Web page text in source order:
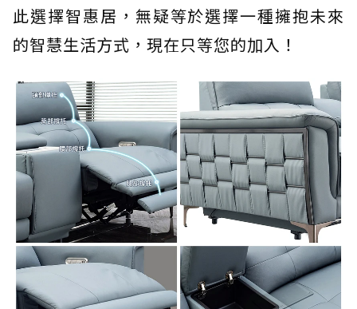
此選擇智惠居，無疑等於選擇一種擁抱未來
的智慧生活方式，現在只等您的加入！